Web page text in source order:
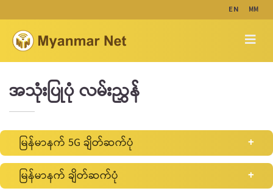
EN MM
အသုံးပြုပုံ လမ်းညွှန်
မြန်မာနက် 5G ချိတ်ဆက်ပုံ
မြန်မာနက် ချိတ်ဆက်ပုံ